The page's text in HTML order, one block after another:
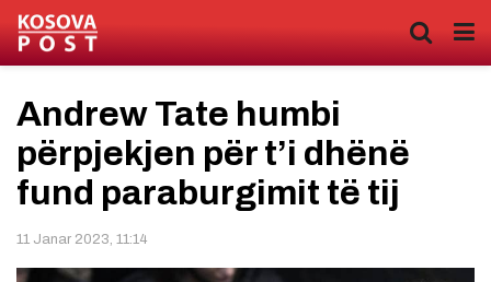
Andrew Tate humbi
përpjekjen për t’i dhënë
fund paraburgimit të tij
11 Janar 2023, 11:14